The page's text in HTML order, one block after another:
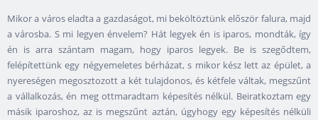
Mikor a város eladta a gazdaságot, mi beköltöztünk először falura, majd
a városba. S mi legyen énvelem? Hát legyek én is iparos, mondták, így
én is arra szántam magam, hogy iparos legyek. Be is szegődtem,
felépítettünk egy négyemeletes bérházat, s mikor kész lett az épület, a
nyereségen megosztozott a két tulajdonos, és kétfele váltak, megszűnt
a vállalkozás, én meg ottmaradtam képesítés nélkül. Beiratkoztam egy
másik iparoshoz, az is megszűnt aztán, úgyhogy egy képesítés nélküli